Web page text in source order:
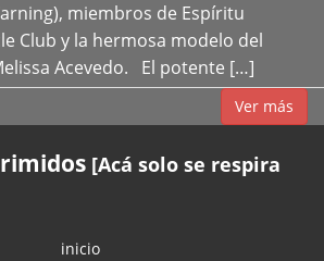
miembros de Espíritu
Club y la hermosa modelo del
Acevedo. El potente […]
Ver más
[Acá solo se respira
inicio